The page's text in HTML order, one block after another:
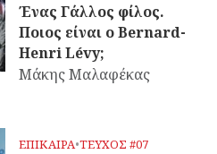
Ένας Γάλλος φίλος.
Ποιος είναι ο Bernard-
Henri Lévy;
Μάκης Μαλαφέκας
ΕΠΙΚΑΙΡΑ•ΤΕΥΧΟΣ #07